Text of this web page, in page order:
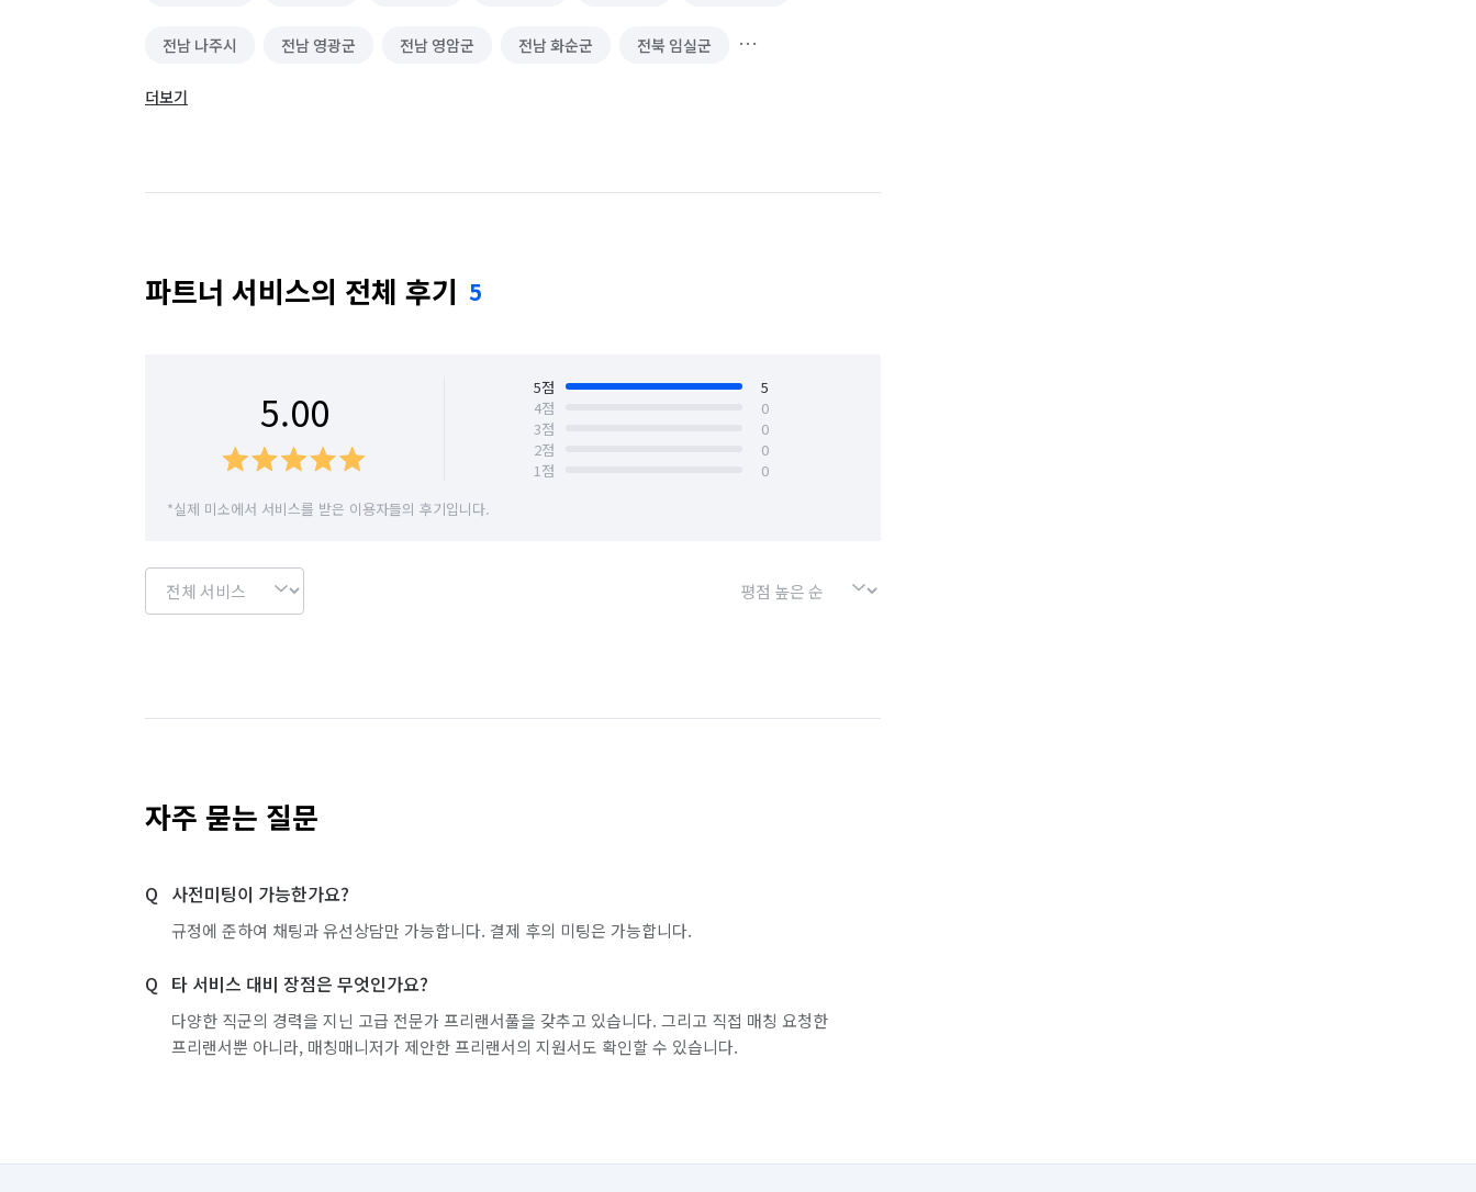
전남 나주시 전남 영광군 전남 영암군 전남 화순군 전북 임실군
전북 장수군
더보기
파트너 서비스의 전체 후기 5
5.00 5점
5
4점
0
3점
0
2점
0
1점
0
*실제 미소에서 서비스를 받은 이용자들의 후기입니다.
자주 묻는 질문
사전미팅이 가능한가요?
규정에 준하여 채팅과 유선상담만 가능합니다. 결제 후의 미팅은 가능합니다.
타 서비스 대비 장점은 무엇인가요?
다양한 직군의 경력을 지닌 고급 전문가 프리랜서풀을 갖추고 있습니다. 그리고 직접 매칭 요청한
프리랜서뿐 아니라, 매칭매니저가 제안한 프리랜서의 지원서도 확인할 수 있습니다.